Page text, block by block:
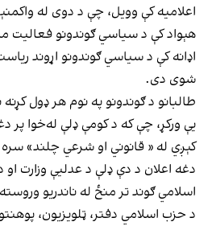
اعلامیه کې وویل، چې د دوی له
هېواد کې د سياسي ګوندونو فعاليت
اډانه کې د سیاسي ګوندونو اړوند
شوی دی.
طالبانو د ګوندونو په نوم هر ډول کړنه
یې ورکړ، چې که د کومې ډلې له‌خوا پر
کېږي له « قانوني او شرعي چلند»
دغه اعلان د دې ډلې د عدلیې وزارت
اسلامي ګوند تر منځ له ناندریو
د حزب اسلامي دفتر، ټلویزیون،